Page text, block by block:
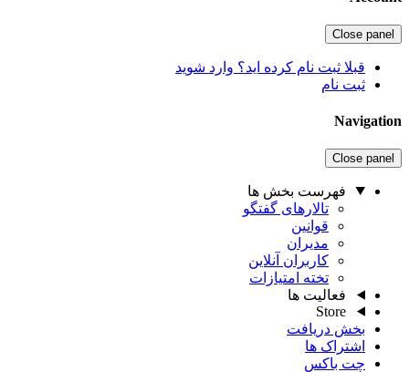
Close panel
قبلا ثبت نام کرده اید؟ وارد شوید
ثبت نام
Navigation
Close panel
فهرست بخش ها
تالارهای گفتگو
قوانین
مدیران
کاربران آنلاین
تخته امتیازات
فعالیت ها
Store
بخش دریافت
اشتراک ها
چت باکس